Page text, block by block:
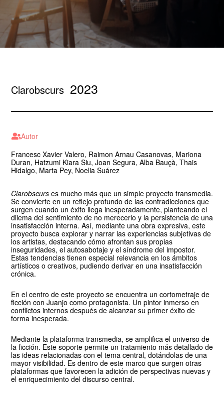
Clarobscurs 2023
Autor
Francesc Xavier Valero, Raimon Arnau Casanovas, Mariona
Duran, Hatzumi Kiara Siu, Joan Segura, Alba Bauçà, Thais
Hidalgo, Marta Pey, Noelia Suárez
Clarobscurs es mucho más que un simple proyecto transmedia.
Se convierte en un reflejo profundo de las contradicciones que
surgen cuando un éxito llega inesperadamente, planteando el
dilema del sentimiento de no merecerlo y la persistencia de una
insatisfacción interna. Así, mediante una obra expresiva, este
proyecto busca explorar y narrar las experiencias subjetivas de
los artistas, destacando cómo afrontan sus propias
inseguridades, el autosabotaje y el síndrome del impostor.
Estas tendencias tienen especial relevancia en los ámbitos
artísticos o creativos, pudiendo derivar en una insatisfacción
crónica.
En el centro de este proyecto se encuentra un cortometraje de
ficción con Juanjo como protagonista. Un pintor inmerso en
conflictos internos después de alcanzar su primer éxito de
forma inesperada.
Mediante la plataforma transmedia, se amplifica el universo de
la ficción. Este soporte permite un tratamiento más detallado de
las ideas relacionadas con el tema central, dotándolas de una
mayor visibilidad. Es dentro de este marco que surgen otras
plataformas que favorecen la adición de perspectivas nuevas y
el enriquecimiento del discurso central.